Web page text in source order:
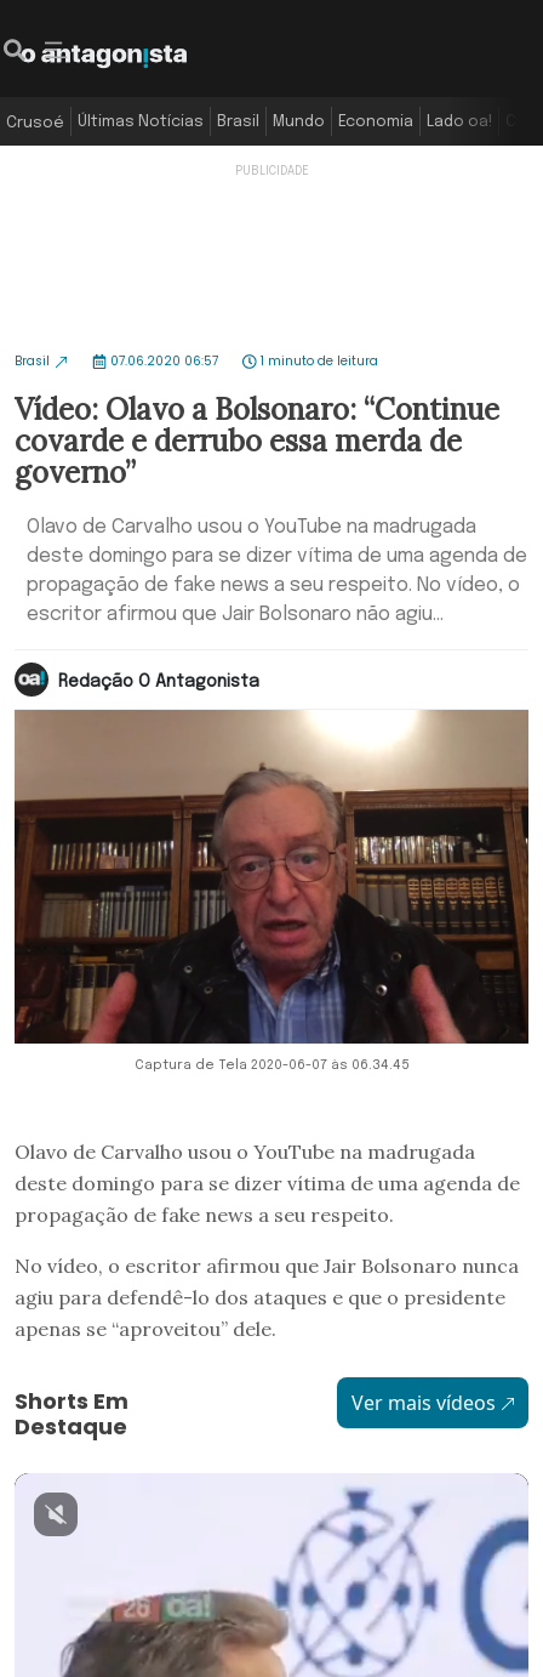
Crusoé Últimas Notícias Brasil Mundo Economia Lado oa!
Brasil 07.06.2020 06:57 1 minuto de leitura
Vídeo: Olavo a Bolsonaro: “Continue
covarde e derrubo essa merda de
governo”
Olavo de Carvalho usou o YouTube na madrugada
deste domingo para se dizer vítima de uma agenda de
propagação de fake news a seu respeito. No vídeo, o
escritor afirmou que Jair Bolsonaro não agiu...
Redação O Antagonista
Captura de Tela 2020-06-07 às 06.34.45
Olavo de Carvalho usou o YouTube na madrugada
deste domingo para se dizer vítima de uma agenda de
propagação de fake news a seu respeito.
No vídeo, o escritor afirmou que Jair Bolsonaro nunca
agiu para defendê-lo dos ataques e que o presidente
apenas se “aproveitou” dele.
Shorts Em
Destaque
Ver mais vídeos